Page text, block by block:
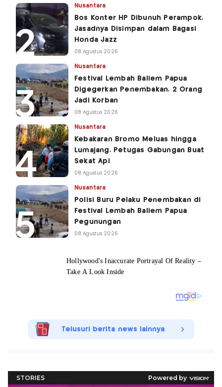
Nusantara
Bos Konter HP Dibunuh Perampok,
Jasadnya Disimpan dalam Bagasi
Honda Jazz
08 Agustus 2026
Nusantara
Festival Lembah Baliem Papua
Digegerkan Penembakan, 2 Orang
Jadi Korban
08 Agustus 2026
Nusantara
Kebakaran Bromo Meluas hingga
Lumajang, Petugas Gabungan Buat
Sekat Api
08 Agustus 2026
Nusantara
Polisi Buru Pelaku Penembakan di
Festival Lembah Baliem Papua
Pegunungan
08 Agustus 2026
Telusuri berita news lainnya